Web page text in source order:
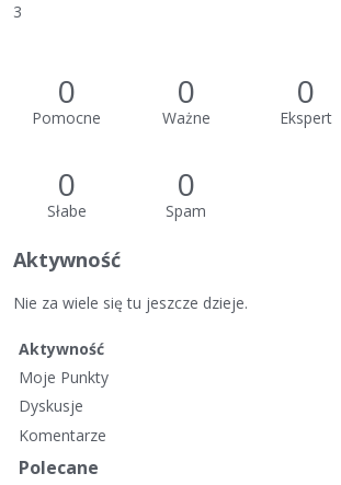
3
0
Pomocne
0
Ważne
0
Ekspert
0
Słabe
0
Spam
Aktywność
Nie za wiele się tu jeszcze dzieje.
Aktywność
Moje Punkty
Dyskusje
Komentarze
Polecane